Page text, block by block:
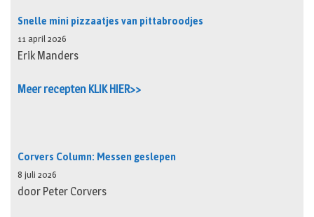
Snelle mini pizzaatjes van pittabroodjes
11 april 2026
Erik Manders
Meer recepten KLIK HIER>>
Corvers Column: Messen geslepen
8 juli 2026
door Peter Corvers